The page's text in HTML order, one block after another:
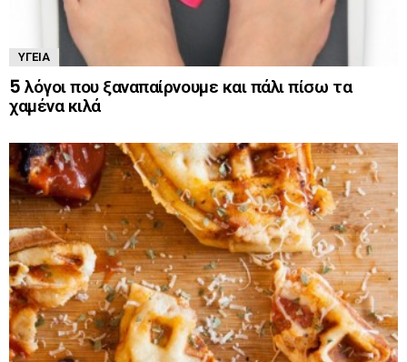
ΥΓΕΊΑ
5 λόγοι που ξαναπαίρνουμε και πάλι πίσω τα
χαμένα κιλά